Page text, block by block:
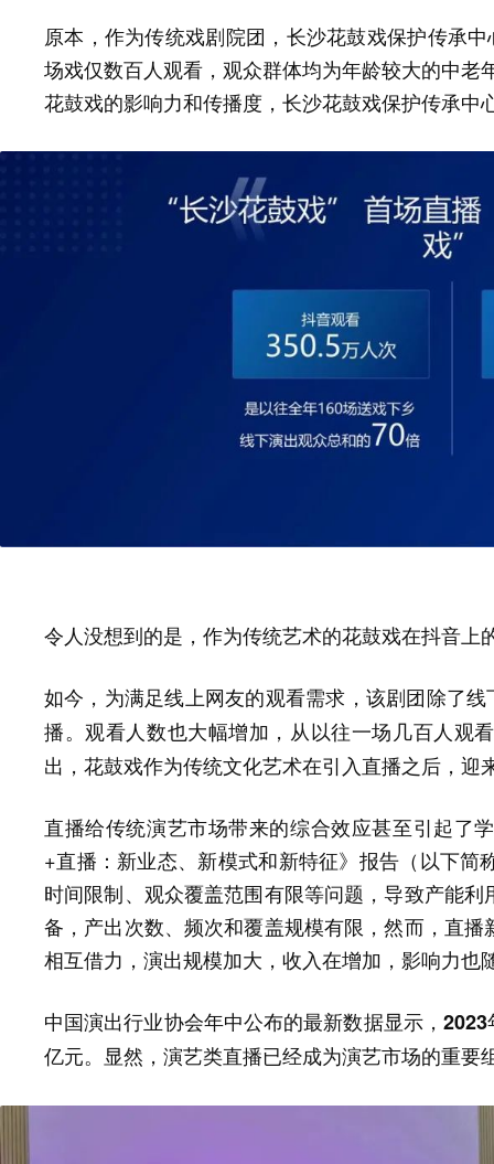
原本，作为传统戏剧院团，长沙花鼓戏保护传承
场戏仅数百人观看，观众群体均为年龄较大的中
花鼓戏的影响力和传播度，长沙花鼓戏保护传承中
令人没想到的是，作为传统艺术的花鼓戏在抖音上
如今，为满足线上网友的观看需求， 该剧团除了
播。观看人数也大幅增加，从以往一场几百人观
出，花鼓戏作为传统文化艺术在引入直播之后，迎
直播给传统演艺市场带来的综合效应甚至引起了
+直播：新业态、新模式和新特征》报告（以下简
时间限制、观众覆盖范围有限等问题，导致产能
备，产出次数、频次和覆盖规模有限，然而，直
相互借力，演出规模加大，收入在增加，影响力也
中国演出行业协会年中公布的最新数据显示， 2023
亿元。 显然，演艺类直播已经成为演艺市场的重要